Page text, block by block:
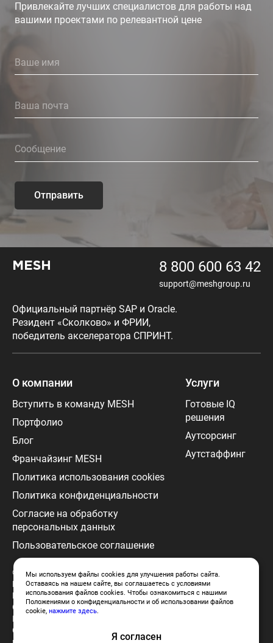
Мы используем файлы cookies для улучшения работы сайта.
Оставаясь на нашем сайте, вы соглашаетесь с условиями
использования файлов cookies. Чтобы ознакомиться с нашими
Положениями о конфиденциальности и об использовании файлов
cookie,нажмите здесь.
Я согласен
Привлекайте лучших специалистов для работы над
вашими проектами по релевантной цене
Отправить
MESH 8 800 600 63 42
support@meshgroup.ru
Официальный партнёр SAP и Oracle.
Резидент «Сколково» и ФРИИ,
победитель акселератора СПРИНТ.
О компании
Вступить в команду MESH
Портфолио
Блог
Франчайзинг MESH
Политика использования cookies
Политика конфиденциальности
Согласие на обработку
персональных данных
Пользовательское соглашение
Услуги
Готовые IQ
решения
Аутсорсинг
Аутстаффинг
© 2024 MESH. г. Москва, ул.
Барклая, 6, строение 3 бизнес-центр,
Барклай Парк, офис 506
ООО «Меш Диджитл»
ИНН: 9701021661
ОКВЭД: Разработка компьютерного